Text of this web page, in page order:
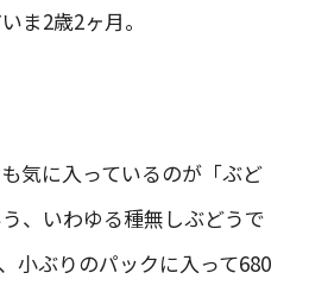
ま2歳2ヶ月。
気に入っているのが「ぶど
、いわゆる種無しぶどうで
小ぶりのパックに入って680